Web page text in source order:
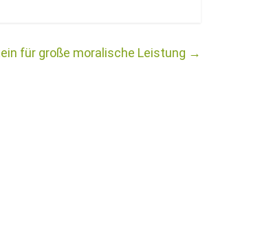
für große moralische Leistung →